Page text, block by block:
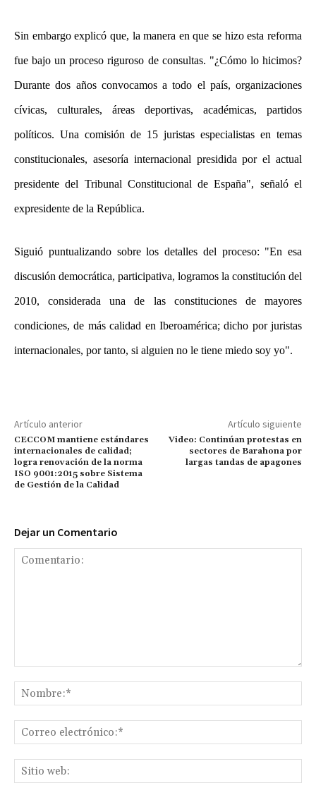
Sin embargo explicó que, la manera en que se hizo esta reforma
fue bajo un proceso riguroso de consultas. "¿Cómo lo hicimos?
Durante dos años convocamos a todo el país, organizaciones
cívicas, culturales, áreas deportivas, académicas, partidos
políticos. Una comisión de 15 juristas especialistas en temas
constitucionales, asesoría internacional presidida por el actual
presidente del Tribunal Constitucional de España", señaló el
expresidente de la República.
Siguió puntualizando sobre los detalles del proceso: "En esa
discusión democrática, participativa, logramos la constitución del
2010, considerada una de las constituciones de mayores
condiciones, de más calidad en Iberoamérica; dicho por juristas
internacionales, por tanto, si alguien no le tiene miedo soy yo".
Artículo anterior
CECCOM mantiene estándares
internacionales de calidad;
logra renovación de la norma
ISO 9001:2015 sobre Sistema
de Gestión de la Calidad
Artículo siguiente
Video: Continúan protestas en
sectores de Barahona por
largas tandas de apagones
Dejar un Comentario